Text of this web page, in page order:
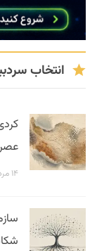
انتخاب
۱۴ مرداد ۱۴۰۵